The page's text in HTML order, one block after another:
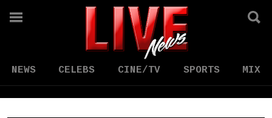
NEWS CELEBS CINE/TV SPORTS MIX